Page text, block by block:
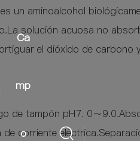
Serie de medios térmicos
Productos químicos finos
Ca
mp
o
un aminoalcohol
solución acuosa no
el dióxido de
de tampón pH7. 0～
corriente